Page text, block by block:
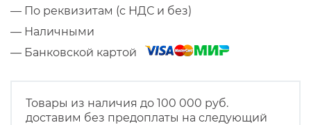
— По реквизитам (с НДС и без)
— Наличными
— Банковской картой
Товары из наличия до 100 000 руб.
доставим без предоплаты на следующий